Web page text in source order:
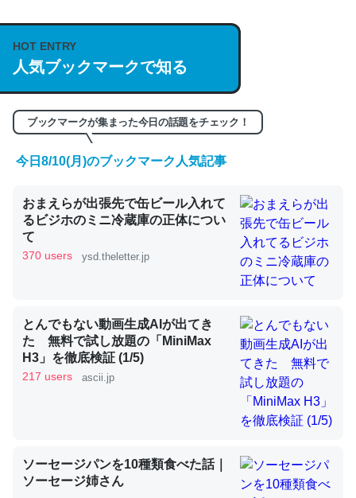
説してる記事が少ないので貴重な良記事。/続編来た
https://isobe324649.hatenablog.com/entry/2023/03/27
/064121
─GPTの仕組みと限界についての考察（１） - conceptualization
くらい。小説でいう「ずっと前の伏線」は回収されないけ
ど、短期記憶というには多い分量。進化すればするほど分
かりやすく強くなりそう
─GPTの仕組みと限界についての考察（１） - conceptualization
昆虫ってカルシウム少ないのか。知らんかった。調べたら
コオロギのカルシウム分はエビの600分の1程度。
─ニュース :: 【研究発表】昆虫学の大問題＝「昆虫はなぜ海にいな
HOT ENTRY
人気ブックマークで知る
ブックマークが集まった今日の話題をチェック！
今日8/10(月)のブックマーク人気記事
おまえらが出張先で缶ビール入れて
るビジホのミニ冷蔵庫の正体につい
て
370 users ysd.theletter.jp
とんでもない動画生成AIが出てき
た 無料で試し放題の「MiniMax
H3」を徹底検証 (1/5)
217 users ascii.jp
ソーセージパンを10種類食べた話｜
ソーセージ姉さん